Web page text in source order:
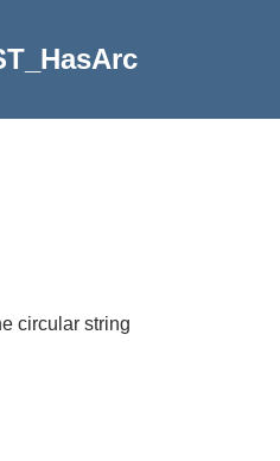
circular string